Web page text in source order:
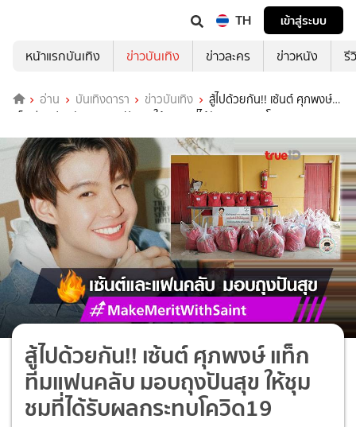
TH
เข้าสู่ระบบ
หน้าแรกบันเทิง
ข่าวบันเทิง ข่าวละคร ข่าวหนัง รี
อ่าน บันเทิงดารา ข่าวบันเทิง
สู้ไปด้วยกัน!! เซ้นต์ ศุภพงษ์
แท็กทีมแฟนคลับ มอบถุงปันสุข ให้ชุมชมที่ได้รับผลกระทบโควิด19
สู้ไปด้วยกัน!! เซ้นต์ ศุภพงษ์ แท็ก
ทีมแฟนคลับ มอบถุงปันสุข ให้ชุม
ชมที่ได้รับผลกระทบโควิด19